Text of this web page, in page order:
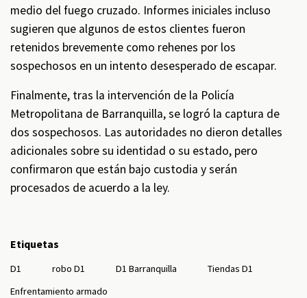
medio del fuego cruzado. Informes iniciales incluso
sugieren que algunos de estos clientes fueron
retenidos brevemente como rehenes por los
sospechosos en un intento desesperado de escapar.
Finalmente, tras la intervención de la Policía
Metropolitana de Barranquilla, se logró la captura de
dos sospechosos. Las autoridades no dieron detalles
adicionales sobre su identidad o su estado, pero
confirmaron que están bajo custodia y serán
procesados de acuerdo a la ley.
Etiquetas
D1 robo D1 D1 Barranquilla
Tiendas D1
Enfrentamiento armado